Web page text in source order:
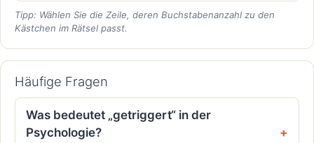
Tipp: Wählen Sie die Zeile, deren Buchstabenanzahl zu den
Kästchen im Rätsel passt.
Häufige Fragen
Was bedeutet „getriggert“ in der
Psychologie?